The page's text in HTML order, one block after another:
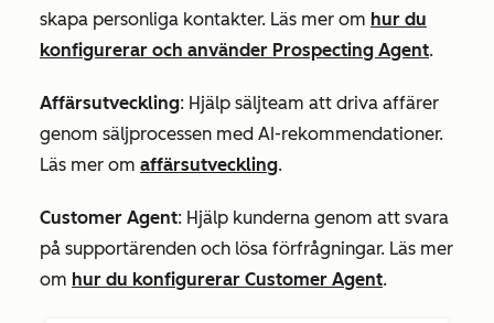
skapa personliga kontakter. Läs mer om hur du
konfigurerar och använder Prospecting Agent.
Affärsutveckling: Hjälp säljteam att driva affärer
genom säljprocessen med AI-rekommendationer.
Läs mer om affärsutveckling.
Customer Agent: Hjälp kunderna genom att svara
på supportärenden och lösa förfrågningar. Läs mer
om hur du konfigurerar Customer Agent.